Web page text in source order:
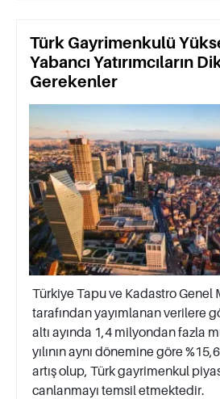
Türk Gayrimenkulü
Yabancı Yatırımcıların
Gerekenler
Türkiye Tapu ve Kadastro Genel
tarafından yayımlanan verilere
altı ayında 1,4 milyondan fazla
yılının aynı dönemine göre
artış olup, Türk gayrimenkul
canlanmayı temsil etmektedir.